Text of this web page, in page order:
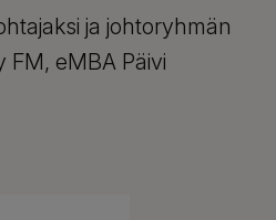
ja johtoryhmän
FM, eMBA Päivi